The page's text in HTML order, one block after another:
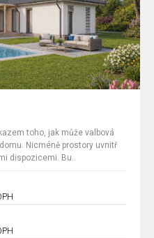
toho, jak může valbová
Nicméně prostory uvnitř
dispozicemi. Bu..